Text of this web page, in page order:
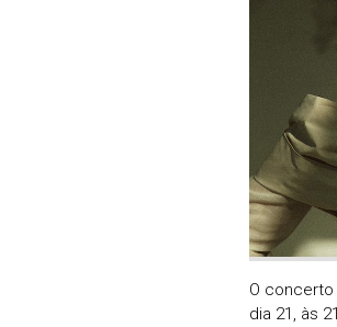
O concerto
dia 21, às